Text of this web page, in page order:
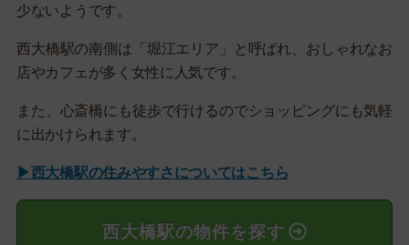
少ないようです。
西大橋駅の南側は「堀江エリア」と呼ばれ、おしゃれなお
店やカフェが多く女性に人気です。
また、心斎橋にも徒歩で行けるのでショッピングにも気軽
に出かけられます。
▶西大橋駅の住みやすさについてはこちら
西大橋駅の物件を探す